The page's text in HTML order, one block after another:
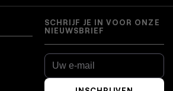
SCHRIJF JE IN VOOR ONZE
NIEUWSBRIEF